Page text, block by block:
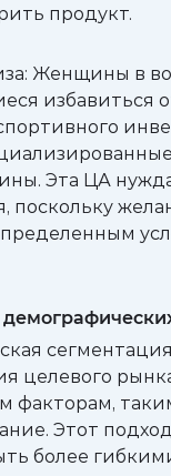
продукт.
Женщины в
избавиться
Эта ЦА
поскольку
целевого
факторам,
Этот
более